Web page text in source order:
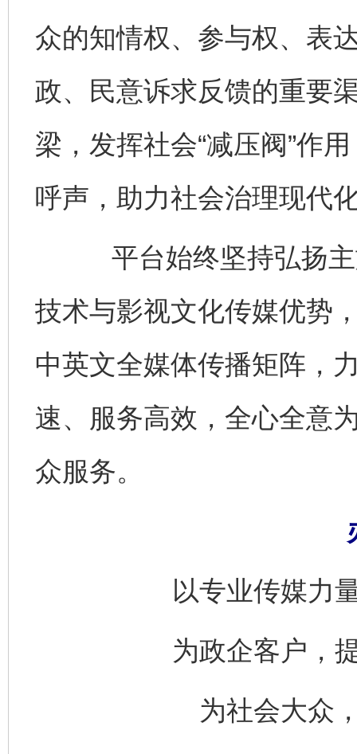
众的知情权、参与权、表
政、民意诉求反馈的重要
梁，发挥社会“减压阀”作
呼声，助力社会治理现代
平台始终坚持弘扬主
技术与影视文化传媒优势
中英文全媒体传播矩阵，
速、服务高效，全心全意
众服务。
以专业传媒力
为政企客户，
为社会大众